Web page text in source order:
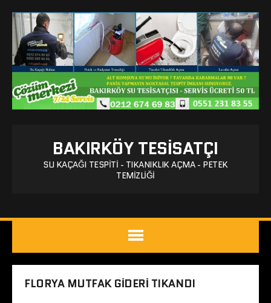
BAKIRKÖY TESISATÇI
SU KAÇAĞI TESPITI - TIKANIKLIK AÇMA - PETEK
TEMIZLIĞI
FLORYA MUTFAK GIDERI TIKANDI